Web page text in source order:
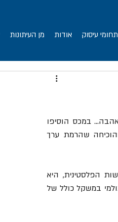
תחומי עיסוק אודות מן העיתונות